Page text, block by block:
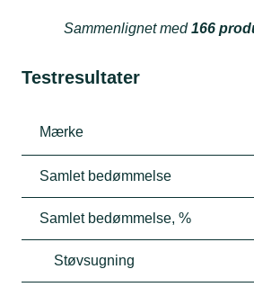
Sammenlignet med166
Testresultater
Mærke
Samlet bedømmelse
Samlet bedømmelse, %
Støvsugning